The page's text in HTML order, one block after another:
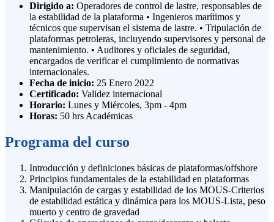
Dirigido a: Operadores de control de lastre, responsables de
la estabilidad de la plataforma • Ingenieros marítimos y
técnicos que supervisan el sistema de lastre. • Tripulación de
plataformas petroleras, incluyendo supervisores y personal de
mantenimiento. • Auditores y oficiales de seguridad,
encargados de verificar el cumplimiento de normativas
internacionales.
Fecha de inicio: 25 Enero 2022
Certificado: Validez internacional
Horario: Lunes y Miércoles, 3pm - 4pm
Horas: 50 hrs Académicas
Programa del curso
Introducción y definiciones básicas de plataformas/offshore
Principios fundamentales de la estabilidad en plataformas
Manipulación de cargas y estabilidad de los MOUS-Criterios
de estabilidad estática y dinámica para los MOUS-Lista, peso
muerto y centro de gravedad